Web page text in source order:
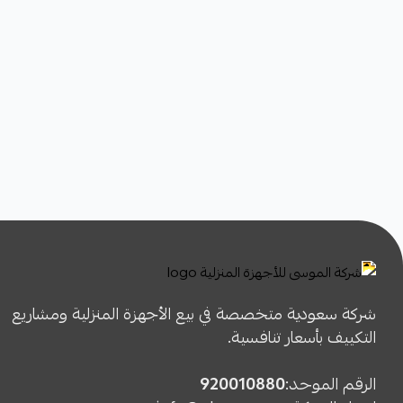
شركة سعودية متخصصة في بيع الأجهزة المنزلية ومشاريع
التكييف بأسعار تنافسية.
الرقم الموحد:920010880